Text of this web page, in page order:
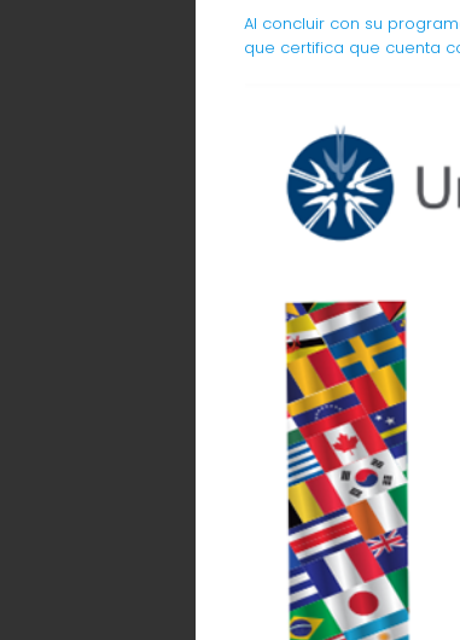
Al concluir con su
que certifica que cuenta